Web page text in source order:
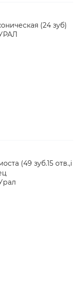
(24 зуб)
(49 зуб.15 отв.,i